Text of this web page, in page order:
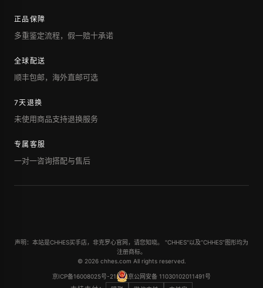
正品保障
多重鉴定流程，假一赔十承诺
全球配送
顺丰包邮，海外直邮可选
7天退换
未使用商品支持退换服务
专属客服
一对一咨询搭配与售后
声明：本站是CHHES买手店，非克罗心官网，请您知晓。 "CHHES"以及“CHHES”图形均为
注册商标。
© 2026 chhes.com All rights reserved.
京ICP备16008025号-21 京公网安备 11030102011491号